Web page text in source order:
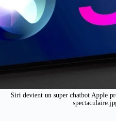
Siri devient un super chatbot Apple